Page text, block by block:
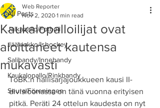
All Posts
Jalkapallo/Fotboll
Jääkiekko/Ishockey
Salibandy/Innebandy
Kaukalopallo/Rinkbandy
Seura/Föreningen
Kaukalopalloilijat ovat
aloittaneet kautensa
mukavasti
Web Reporter
Nov 2, 2020 1 min read
ToBK:n hallisarjajoukkueen kausi II-
divisioonassa on tänä vuonna erityisen
pitkä. Peräti 24 ottelun kaudesta on nyt